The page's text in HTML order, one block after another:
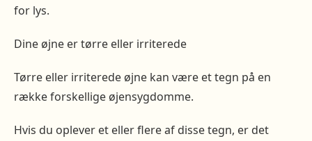
for lys.
Dine øjne er tørre eller irriterede
Tørre eller irriterede øjne kan være et tegn på en
række forskellige øjensygdomme.
Hvis du oplever et eller flere af disse tegn, er det